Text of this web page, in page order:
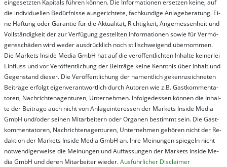
ein­ge­setz­ten Ka­pi­tals füh­ren kön­nen. Die In­for­ma­tion­en er­setz­en kei­ne, auf
die in­di­vi­du­el­len Be­dür­fnis­se aus­ge­rich­te­te, fach­kun­di­ge An­la­ge­be­ra­tung. Ei­
ne Haf­tung oder Ga­ran­tie für die Ak­tu­ali­tät, Rich­tig­keit, An­ge­mes­sen­heit und
Vol­lständ­ig­keit der zur Ver­fü­gung ge­stel­lt­en In­for­ma­tion­en so­wie für Ver­mö­
gens­schä­den wird we­der aus­drück­lich noch stil­lschwei­gend über­nom­men.
Die Mar­kets In­side Me­dia GmbH hat auf die ver­öf­fent­lich­ten In­hal­te kei­ner­lei
Ein­fluss und vor Ver­öf­fent­lich­ung der Bei­trä­ge kei­ne Ken­nt­nis über In­halt und
Ge­gen­stand die­ser. Die Ver­öf­fent­lich­ung der na­ment­lich ge­kenn­zeich­net­en
Bei­trä­ge er­folgt ei­gen­ver­ant­wort­lich durch Au­tor­en wie z.B. Gast­kom­men­ta­
tor­en, Nach­richt­en­ag­en­tur­en, Un­ter­neh­men. In­fol­ge­des­sen kön­nen die In­hal­
te der Bei­trä­ge auch nicht von An­la­ge­in­te­res­sen der Mar­kets In­side Me­dia
GmbH und/oder sei­nen Mit­ar­bei­tern oder Or­ga­nen be­stim­mt sein. Die Gast­
kom­men­ta­tor­en, Nach­rich­ten­ag­en­tur­en, Un­ter­neh­men ge­hör­en nicht der Re­
dak­tion der Mar­kets In­side Me­dia GmbH an. Ihre Mei­nung­en spie­geln nicht
not­wen­di­ger­wei­se die Mei­nung­en und Auf­fas­sung­en der Mar­kets In­side Me­
dia GmbH und de­ren Mit­ar­bei­ter wie­der.Aus­führ­lich­er Dis­clai­mer